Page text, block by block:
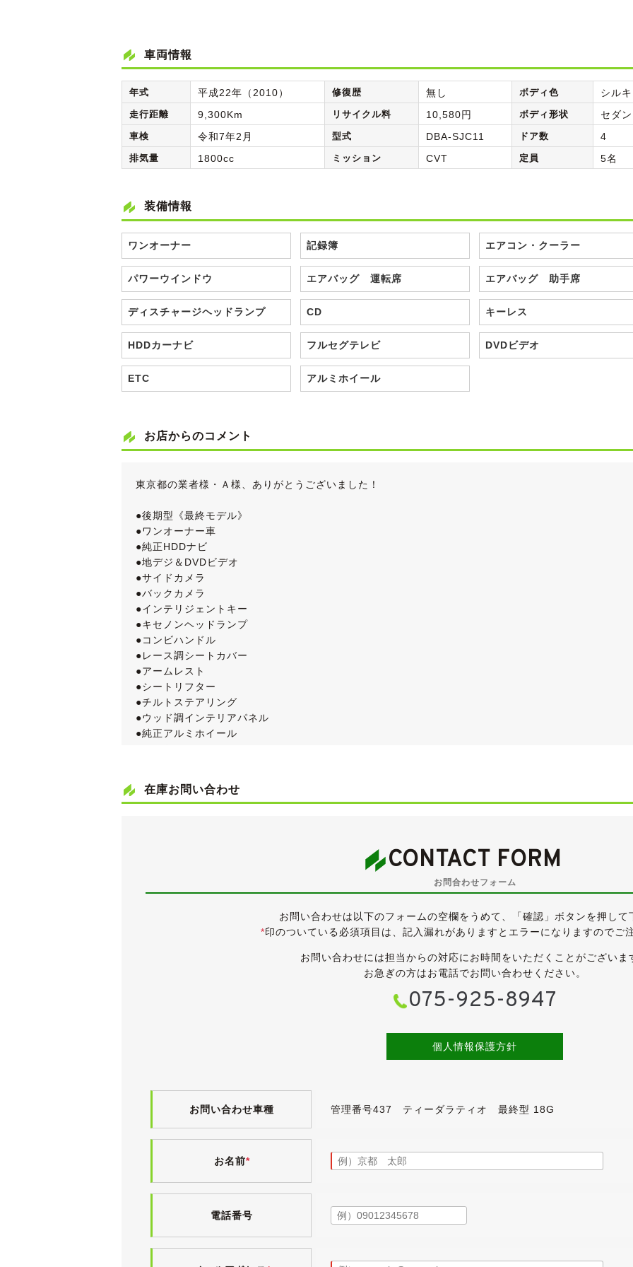
車両情報
年式 平成22年（2010） 修復歴 無し ボディ色 シル
走行距離 9,300Km リサイクル料 10,580円 ボディ形状 セダン
車検 令和7年2月 型式 DBA-SJC11 ドア数 4
排気量 1800cc ミッション CVT 定員 5名
装備情報
ワンオーナー 記録簿 エアコン・クーラー
パワーウインドウ エアバッグ 運転席 エアバッグ 助手席
ディスチャージヘッドランプ CD キーレス
HDDカーナビ フルセグテレビ DVDビデオ
ETC アルミホイール
お店からのコメント
東京都の業者様・Ａ様、ありがとうございました！
●後期型《最終モデル》
●ワンオーナー車
●純正HDDナビ
●地デジ＆DVDビデオ
●サイドカメラ
●バックカメラ
●インテリジェントキー
●キセノンヘッドランプ
●コンビハンドル
●レース調シートカバー
●アームレスト
●シートリフター
●チルトステアリング
●ウッド調インテリアパネル
●純正アルミホイール
●入庫時点検実施済み！
グレードは最上級の18Gで、ティーダラティオでは唯一の1,800ccエンジン搭載グレードです。
下級グレードの1,500cc(109ps)に比べ、1,800ccは128psです。
また、下級グレードとは違い、
・バイキセノンヘッドランプ
後期型ですのでフロント周りのデザインやメーターパネル、センタークラスター、エアコン周りなどに
車検が令和７年２月までと大変長く残っていますので、そのまま乗って帰っていただくことが可能です。
どことなくUSっぽい雰囲気が漂う、シルキーベージュチタンメタリックのボディです。
供給されていました。
極低走行とはいえ中古車ですので小傷・薄傷・小凹などよくよく探せば見つかるかと思いますが、大き
在庫お問い合わせ
CONTACT FORM
お問合わせフォーム
お問い合わせは以下のフォームの空欄をうめて、「確認」ボタンを押して
*印のついている必須項目は、記入漏れがありますとエラーになりますのでご
お問い合わせには担当からの対応にお時間をいただくことがございま
お急ぎの方はお電話でお問い合わせください。
075-925-8947
個人情報保護方針
お問い合わせ車種 管理番号437 ティーダラティオ 最終型 18G
お名前*
電話番号